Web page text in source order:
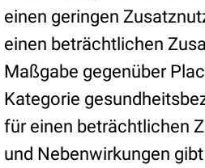
einen geringen
einen beträchtlichen
Maßgabe gegenüber
Kategorie
für einen beträchtlichen
und Nebenwirkungen